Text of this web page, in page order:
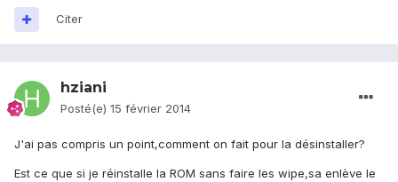
Citer
hziani
Posté(e) 15 février 2014
J'ai pas compris un point,comment on fait pour la désinstaller?
Est ce que si je réinstalle la ROM sans faire les wipe,sa enlève le